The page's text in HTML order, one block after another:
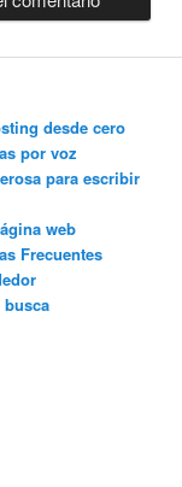
desde cero
por voz
para escribir
web
Frecuentes